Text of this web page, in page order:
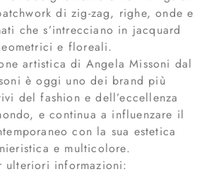
di zig-zag, righe, onde e
che s’intrecciano in jacquard
e floreali.
artistica di Angela Missoni dal
è oggi uno dei brand più
del fashion e dell’eccellenza
e continua a influenzare il
con la sua estetica
e multicolore.
ulteriori informazioni: